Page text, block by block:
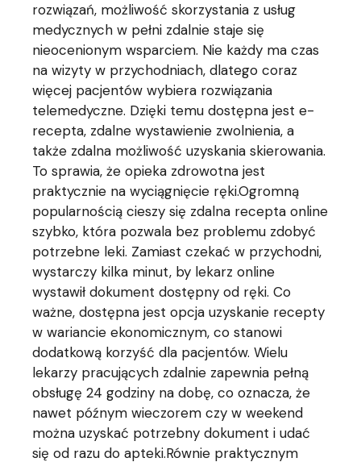
rozwiązań, możliwość skorzystania z usług
medycznych w pełni zdalnie staje się
nieocenionym wsparciem. Nie każdy ma czas
na wizyty w przychodniach, dlatego coraz
więcej pacjentów wybiera rozwiązania
telemedyczne. Dzięki temu dostępna jest e-
recepta, zdalne wystawienie zwolnienia, a
także zdalna możliwość uzyskania skierowania.
To sprawia, że opieka zdrowotna jest
praktycznie na wyciągnięcie ręki.Ogromną
popularnością cieszy się zdalna recepta online
szybko, która pozwala bez problemu zdobyć
potrzebne leki. Zamiast czekać w przychodni,
wystarczy kilka minut, by lekarz online
wystawił dokument dostępny od ręki. Co
ważne, dostępna jest opcja uzyskanie recepty
w wariancie ekonomicznym, co stanowi
dodatkową korzyść dla pacjentów. Wielu
lekarzy pracujących zdalnie zapewnia pełną
obsługę 24 godziny na dobę, co oznacza, że
nawet późnym wieczorem czy w weekend
można uzyskać potrzebny dokument i udać
się od razu do apteki.Równie praktycznym